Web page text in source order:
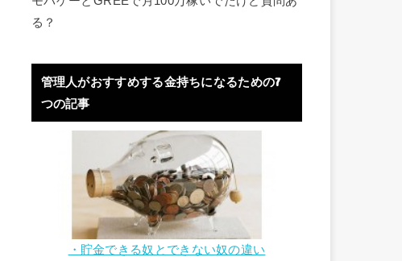
る？
管理人がおすすめする金持ちになるための7
つの記事
・貯金できる奴とできない奴の違い